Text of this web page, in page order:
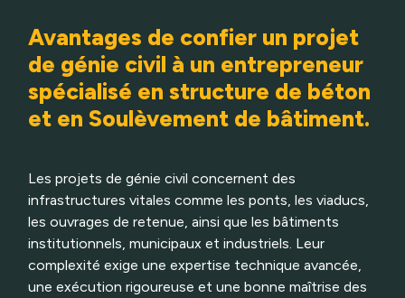
Avantages de confier un projet
de génie civil à un entrepreneur
spécialisé en structure de béton
et en Soulèvement de bâtiment.
Les projets de génie civil concernent des
infrastructures vitales comme les ponts, les viaducs,
les ouvrages de retenue, ainsi que les bâtiments
institutionnels, municipaux et industriels. Leur
complexité exige une expertise technique avancée,
une exécution rigoureuse et une bonne maîtrise des